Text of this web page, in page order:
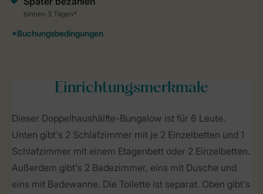
Einrichtungsmerkmale
Dieser Doppelhaushälfte-Bungalow ist für 6 Leute.
Unten gibt's 2 Schlafzimmer mit je 2 Einzelbetten und 1
Schlafzimmer mit einem Etagenbett oder 2 Einzelbetten.
Außerdem gibt's 2 Badezimmer, eins mit Dusche und
eins mit Badewanne. Die Toilette ist separat. Oben gibt's